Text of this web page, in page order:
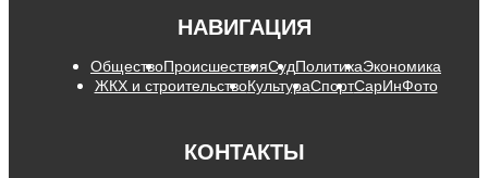
НАВИГАЦИЯ
ОбществоПроисшествияСудПолитикаЭкономика
ЖКХ и строительствоКультураСпортСарИнФото
КОНТАКТЫ